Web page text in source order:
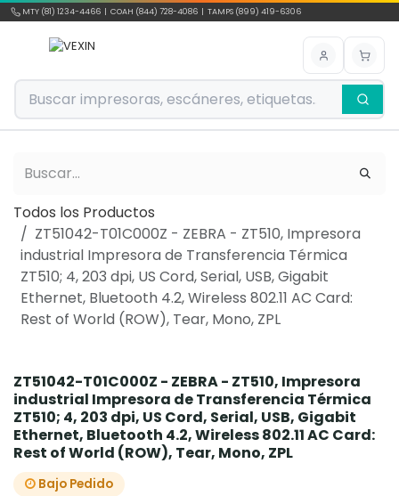
Ir al contenido
MTY (81) 1234-4466 | COAH (844) 728-4086 | TAMPS (899) 419-6306
Todos los Productos
ZT51042-T01C000Z - ZEBRA - ZT510, Impresora
industrial Impresora de Transferencia Térmica
ZT510; 4, 203 dpi, US Cord, Serial, USB, Gigabit
Ethernet, Bluetooth 4.2, Wireless 802.11 AC Card:
Rest of World (ROW), Tear, Mono, ZPL
ZT51042-T01C000Z - ZEBRA - ZT510, Impresora
industrial Impresora de Transferencia Térmica
ZT510; 4, 203 dpi, US Cord, Serial, USB, Gigabit
Ethernet, Bluetooth 4.2, Wireless 802.11 AC Card:
Rest of World (ROW), Tear, Mono, ZPL
Bajo Pedido